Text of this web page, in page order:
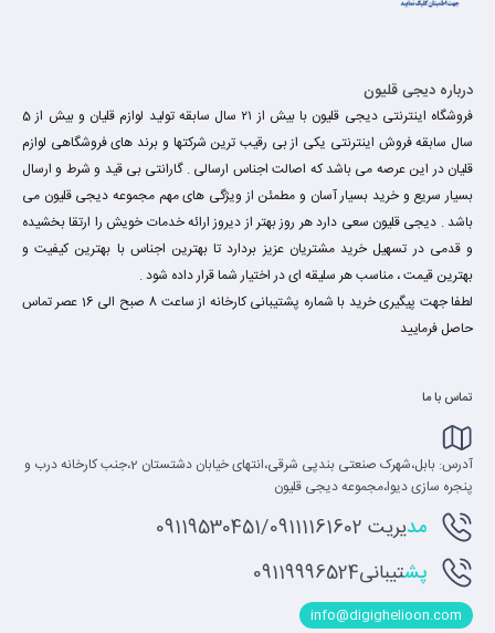
درباره دیجی قلیون
فروشگاه اینترنتی دیجی قلیون با بیش از ۲۱ سال سابقه تولید لوازم قلیان و بیش از 5
سال سابقه فروش اینترنتی یکی از بی رقیب ترین شرکتها و برند های فروشگاهی لوازم
قلیان در این عرصه می باشد که اصالت اجناس ارسالی . گارانتی بی قید و شرط و ارسال
بسیار سریع و خرید بسیار آسان و مطمئن از ویژگی های مهم مجموعه دیجی قلیون می
باشد . دیجی قلیون سعی دارد هر روز بهتر از دیروز ارائه خدمات خویش را ارتقا بخشیده
و قدمی در تسهیل خرید مشتریان عزیز بردارد تا بهترین اجناس با بهترین کیفیت و
بهترین قیمت ، مناسب هر سلیقه ای در اختیار شما قرار داده شود .
لطفا جهت پیگیری خرید با شماره پشتیبانی کارخانه از ساعت 8 صبح الی 16 عصر تماس
حاصل فرمایید
تماس با ما
آدرس: بابل،شهرک صنعتی بندپی شرقی،انتهای خیابان دشتستان 2،جنب کارخانه درب و
پنجره سازی دیوا،مجموعه دیجی قلیون
مدیریت 09119530451/09111161602
پشتیبانی09119996524
info@digighelioon.com